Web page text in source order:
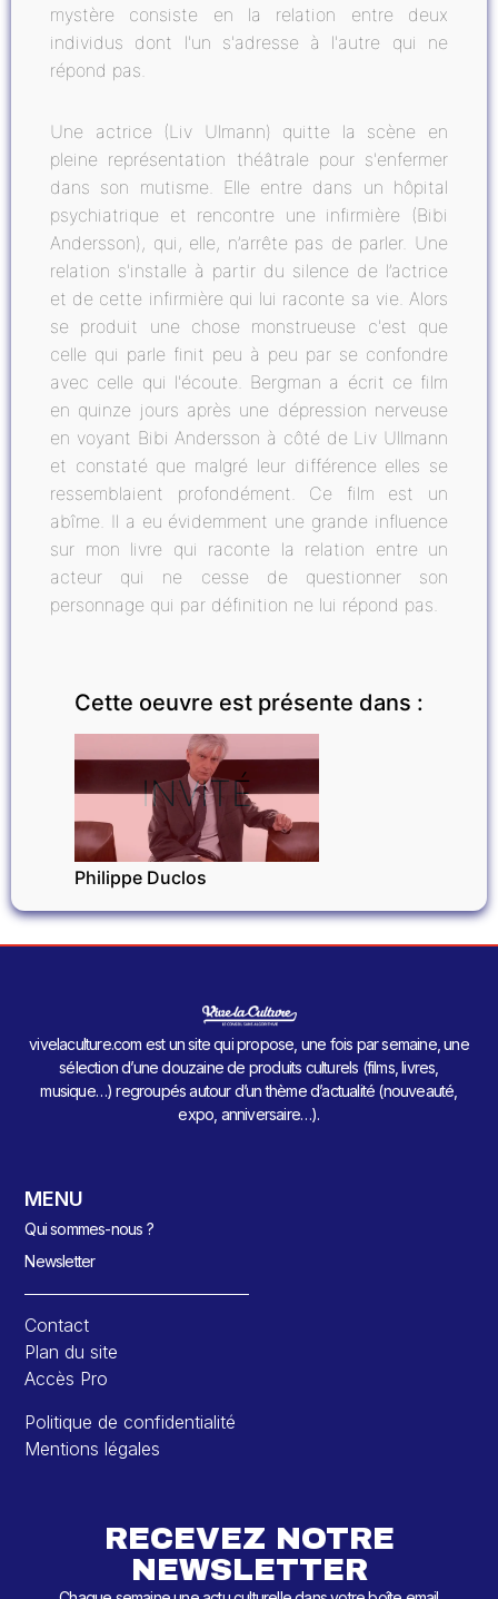
mystère consiste en la relation entre deux
individus dont l'un s'adresse à l'autre qui ne
répond pas.
Une actrice (Liv Ulmann) quitte la scène en
pleine représentation théâtrale pour s'enfermer
dans son mutisme. Elle entre dans un hôpital
psychiatrique et rencontre une infirmière (Bibi
Andersson), qui, elle, n’arrête pas de parler. Une
relation s'installe à partir du silence de l’actrice
et de cette infirmière qui lui raconte sa vie. Alors
se produit une chose monstrueuse c'est que
celle qui parle finit peu à peu par se confondre
avec celle qui l'écoute. Bergman a écrit ce film
en quinze jours après une dépression nerveuse
en voyant Bibi Andersson à côté de Liv Ullmann
et constaté que malgré leur différence elles se
ressemblaient profondément. Ce film est un
abîme. Il a eu évidemment une grande influence
sur mon livre qui raconte la relation entre un
acteur qui ne cesse de questionner son
personnage qui par définition ne lui répond pas.
Cette oeuvre est présente dans :
INVITÉ
Philippe Duclos
vivelaculture.com est un site qui propose, une fois par semaine, une
sélection d’une douzaine de produits culturels (films, livres,
musique…) regroupés autour d’un thème d’actualité (nouveauté,
expo, anniversaire…).
MENU
Qui sommes-nous ?
Newsletter
Contact
Plan du site
Accès Pro
Politique de confidentialité
Mentions légales
RECEVEZ NOTRE
NEWSLETTER